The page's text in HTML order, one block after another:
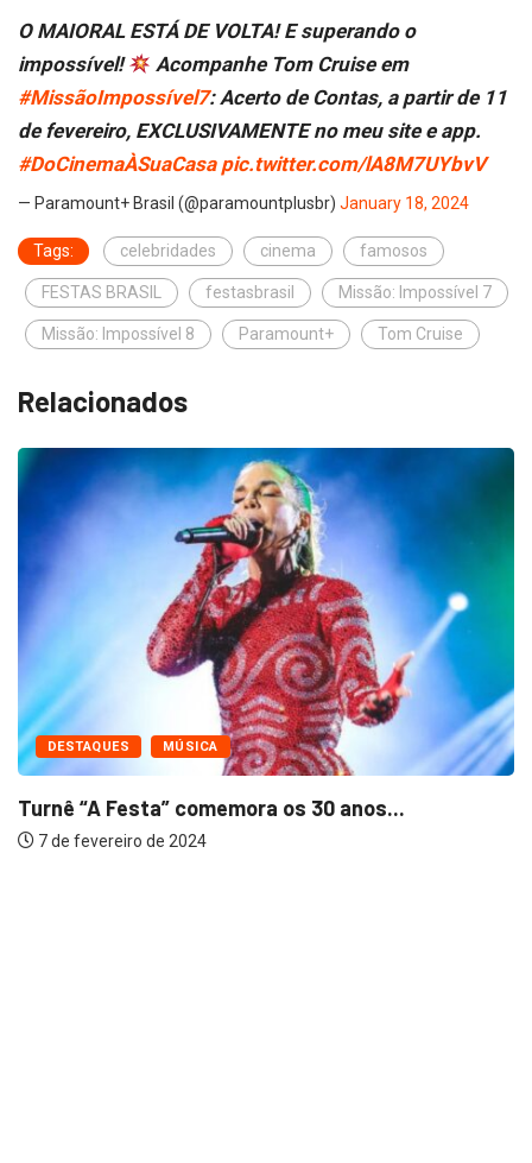
O MAIORAL ESTÁ DE VOLTA! E superando o
impossível!
Acompanhe Tom Cruise em
#MissãoImpossível7: Acerto de Contas, a partir de 11
de fevereiro, EXCLUSIVAMENTE no meu site e app.
#DoCinemaÀSuaCasa pic.twitter.com/lA8M7UYbvV
— Paramount+ Brasil (@paramountplusbr) January 18, 2024
Tags: celebridades cinema famosos
FESTAS BRASIL festasbrasil Missão: Impossível 7
Missão: Impossível 8 Paramount+ Tom Cruise
Relacionados
DESTAQUES MÚSICA
Turnê “A Festa” comemora os 30 anos...
7 de fevereiro de 2024